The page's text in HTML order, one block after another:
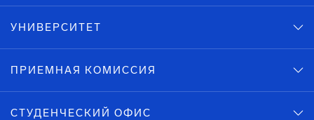
УНИВЕРСИТЕТ
ПРИЕМНАЯ КОМИССИЯ
СТУДЕНЧЕСКИЙ ОФИС